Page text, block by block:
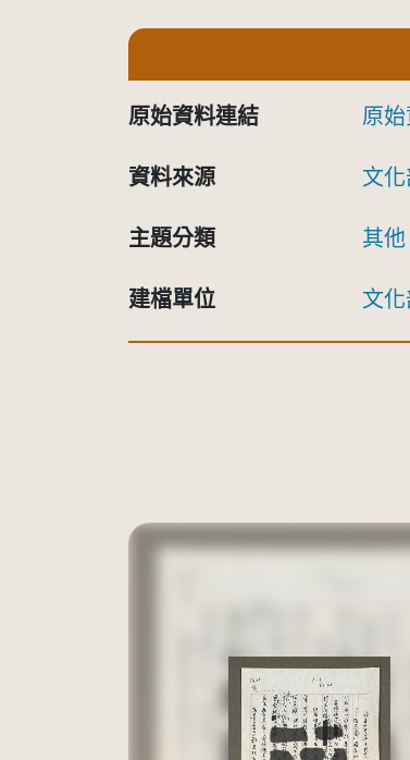
原始資料連結 原
資料來源 文
主題分類 其他
建檔單位 文